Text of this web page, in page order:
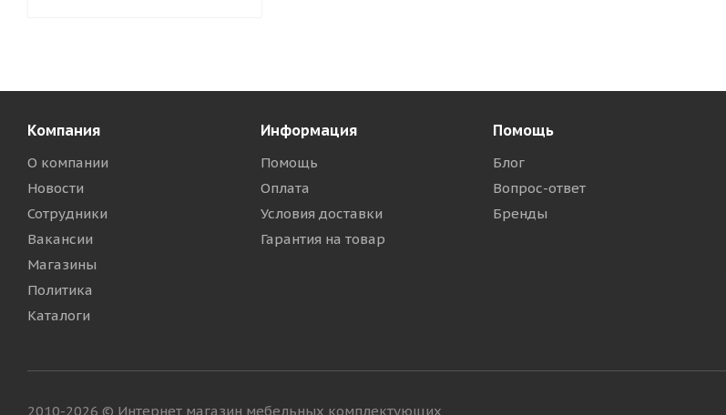
Компания
О компании
Новости
Сотрудники
Вакансии
Магазины
Политика
Каталоги
Информация
Помощь
Оплата
Условия доставки
Гарантия на товар
Помощь
Блог
Вопрос-ответ
Бренды
2010-2026 © Интернет магазин мебельных комплектующих